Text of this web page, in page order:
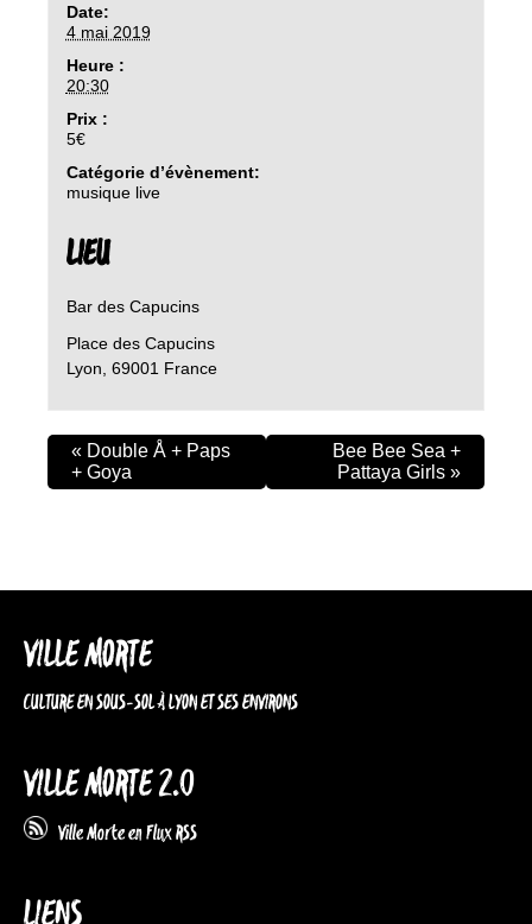
Date:
4 mai 2019
Heure :
20:30
Prix :
5€
Catégorie d’évènement:
musique live
LIEU
Bar des Capucins
Place des Capucins
Lyon 69001 France
« Double Å + Paps
+ Goya
Bee Bee Sea +
Pattaya Girls »
VILLE MORTE
CULTURE EN SOUS-SOL À LYON ET SES ENVIRONS
VILLE MORTE 2.0
Ville Morte en Flux RSS